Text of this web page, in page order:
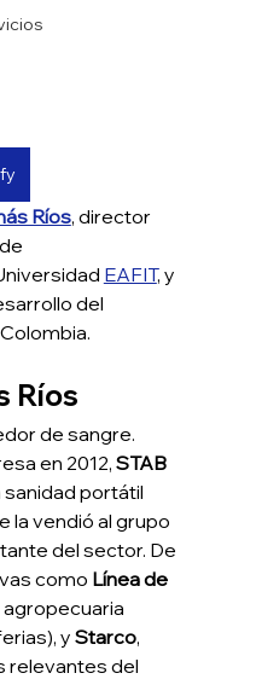
Ríos, director
EAFIT, y
del
Ríos
de sangre.
en 2012, STAB
sanidad portátil
la vendió al grupo
del sector. De
como Línea de
y Starco,
relevantes del